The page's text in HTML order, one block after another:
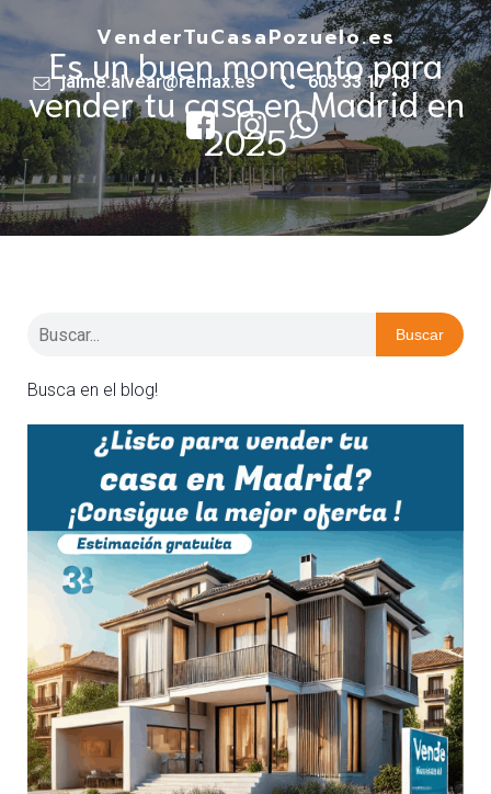
VenderTuCasaPozuelo.es
jaime.alvear@remax.es 603 33 17 18
Es un buen momento para
vender tu casa en Madrid en
2025
Buscar
Busca en el blog!